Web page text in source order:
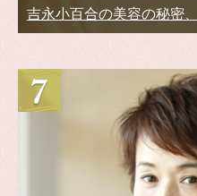
吉永小百合の美容の秘密